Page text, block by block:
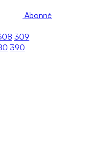
Abonné
309
390